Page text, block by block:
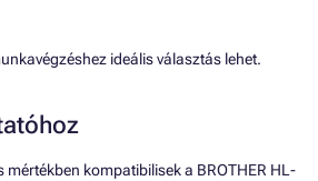
ideális választás lehet.
mértékben kompatibilisek a BROTHER HL-